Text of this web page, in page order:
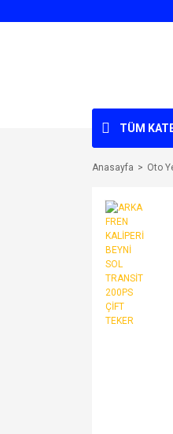
TÜM
Anasayfa Oto